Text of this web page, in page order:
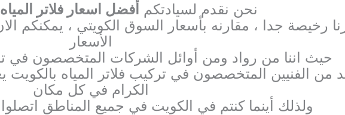
نحن نقدم لسيادتكم أفضل اسعار فلاتر
رخيصة جدا ، مقارنه بأسعار السوق الكويتي ، يمكنكم
الأسعار
حيث اننا من رواد ومن أوائل الشركات المتخصصون في
من الفنيين المتخصصون في تركيب فلاتر المياه بالكويت
الكرام في كل مكان
ولذلك أينما كنتم في الكويت في جميع المناطق